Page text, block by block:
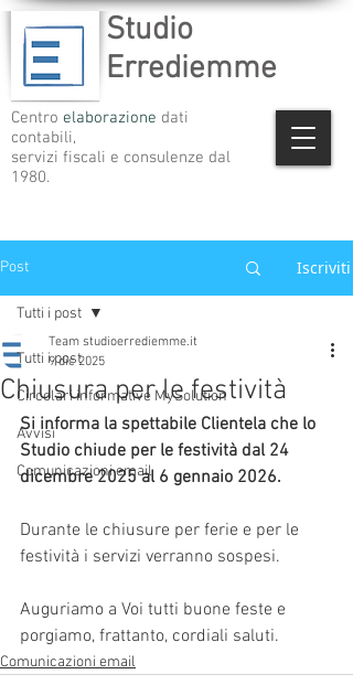
Studio
Errediemme
Centro elaborazione dati
contabili,
servizi fiscali e consulenze dal
1980.
Post Iscriviti
Tutti i post
Circolari informative MySolution
Avvisi
Comunicazioni email
Tutti i post
Chiusura per le festività
Team studioerrediemme.it
9 dic 2025
Si informa la spettabile Clientela che lo
Studio chiude per le festività dal 24
dicembre 2025 al 6 gennaio 2026.
Durante le chiusure per ferie e per le
festività i servizi verranno sospesi.
Auguriamo a Voi tutti buone feste e
porgiamo, frattanto, cordiali saluti.
Comunicazioni email